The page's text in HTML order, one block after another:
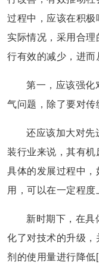
过程中，应该在积
实际情况，采用合
行有效的减少，进而
第一，应该强化
气问题，除了要对传
还应该加大对先
装行业来说，其有
具体的发展过程中
用，可以在一定程度
新时期下，在
化了对技术的升级
剂的使用量进行降